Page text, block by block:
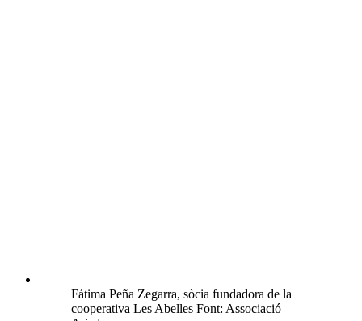
Fátima Peña Zegarra, sòcia fundadora de la
cooperativa Les Abelles Font: Associació